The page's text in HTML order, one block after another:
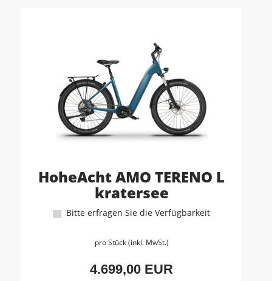
HoheAcht AMO TERENO L
kratersee
Bitte erfragen Sie die Verfügbarkeit
pro Stück (inkl. MwSt.)
4.699,00 EUR